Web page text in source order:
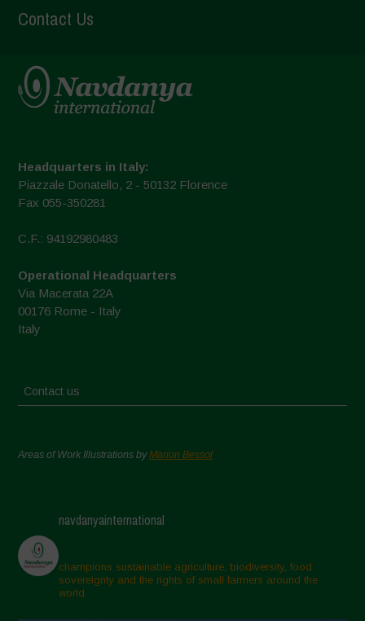
Contact Us
Headquarters in Italy:
Piazzale Donatello, 2 - 50132 Florence
Fax 055-350281
C.F.: 94192980483
Operational Headquarters
Via Macerata 22A
00176 Rome - Italy
Italy
Contact us
Areas of Work Illustrations byMarion Bessol
navdanyainternational
champions sustainable agriculture, biodiversity, food
sovereignty and the rights of small farmers around the
world.